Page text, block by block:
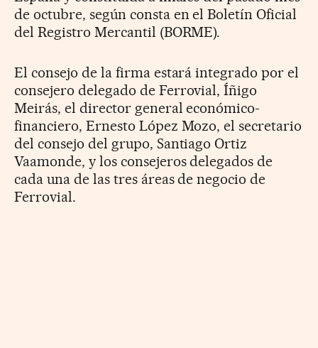
de octubre, según consta en el Boletín Oficial
del Registro Mercantil (BORME).
El consejo de la firma estará integrado por el
consejero delegado de Ferrovial, Íñigo
Meirás, el director general económico-
financiero, Ernesto López Mozo, el secretario
del consejo del grupo, Santiago Ortiz
Vaamonde, y los consejeros delegados de
cada una de las tres áreas de negocio de
Ferrovial.